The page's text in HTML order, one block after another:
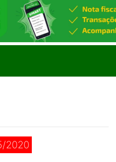
2020